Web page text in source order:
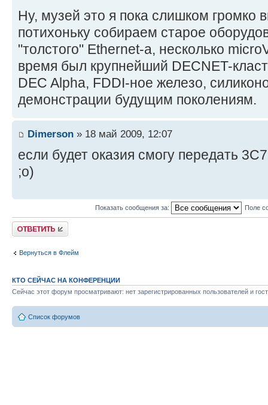
Ну, музей это я пока слишком громко
потихоньку собираем старое
"толстого" Ethernet-а, несколько
время был крупнейший DECNET-
DEC Alpha, FDDI-ное железо,
демонстрации будущим поколениям.
Dimerson » 18 май 2009, 12:07
если будет оказия смогу передать
;o)
Показать сообщения за: Поле
Ответить
Вернуться в Флейм
КТО СЕЙЧАС НА КОНФЕРЕНЦИИ
Сейчас этот форум просматривают: нет зарегистрированных пользователей и
Список форумов